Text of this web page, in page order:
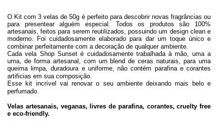
O Kit com 3 velas de 50g é perfeito para descobrir novas fragrâncias ou
para presentear alguém especial. Todos os produtos são 100%
artesanais, feitos para serem reutilizados, possuindo um design clean e
moderno. Foi cuidadosamente elaborado para dar um toque único e
combinar perfeitamente com a decoração de qualquer ambiente.
Cada vela Shop Sunset é cuidadosamente trabalhada à mão, uma a
uma, de forma artesanal, com um blend de ceras naturais, para uma
queima limpa, duradoura e uniforme, não contém parafina e corantes
artificias em sua composição.
Esse kit incrível vai renovar o seu ambiente deixando mais belo e
perfumado.
Velas artesanais, veganas, livres de parafina, corantes, cruelty free
e eco-friendly.